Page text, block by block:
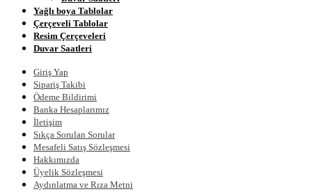
Yağlı boya Tablolar
Çerçeveli Tablolar
Resim Çerçeveleri
Duvar Saatleri
Giriş Yap
Sipariş Takibi
Ödeme Bildirimi
Banka Hesaplarımız
İletişim
Sıkça Sorulan Sorular
Mesafeli Satış Sözleşmesi
Hakkımızda
Üyelik Sözleşmesi
Aydınlatma ve Rıza Metni